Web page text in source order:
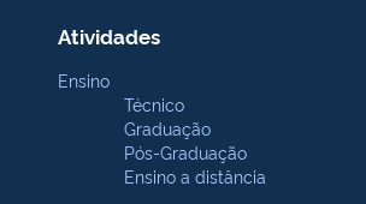
Atividades
Ensino
Técnico
Graduação
Pós-Graduação
Ensino a distância